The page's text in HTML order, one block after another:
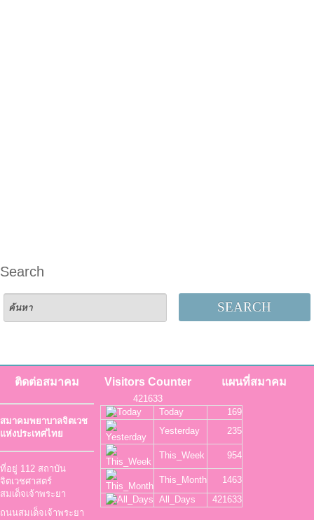
Search
SEARCH
ติดต่อสมาคม
สมาคมพยาบาลจิตเวช
แห่งประเทศไทย
ที่อยู่ 112 สถาบัน
จิตเวชศาสตร์
สมเด็จเจ้าพระยา
ถนนสมเด็จเจ้าพระยา
Visitors Counter
421633
Today
169
Yesterday
235
This_Week 954
This_Month
1463
All_Days
421633
แผนที่สมาคม